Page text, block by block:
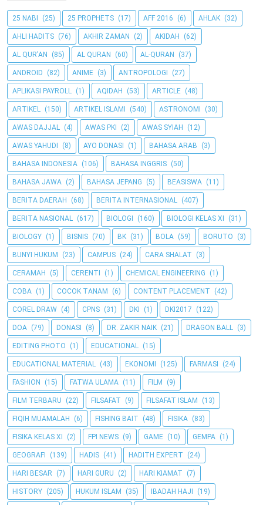
25 NABI (25) 25 PROPHETS (17) AFF 2016 (6) AHLAK (32)
AHLI HADITS (76) AKHIR ZAMAN (2) AKIDAH (62)
AL QUR'AN (85) AL QURAN (60) AL-QURAN (37)
ANDROID (82) ANIME (3) ANTROPOLOGI (27)
APLIKASI PAYROLL (1) AQIDAH (53) ARTICLE (48)
ARTIKEL (150) ARTIKEL ISLAMI (540) ASTRONOMI (30)
AWAS DAJJAL (4) AWAS PKI (2) AWAS SYIAH (12)
AWAS YAHUDI (8) AYO DONASI (1) BAHASA ARAB (3)
BAHASA INDONESIA (106) BAHASA INGGRIS (50)
BAHASA JAWA (2) BAHASA JEPANG (5) BEASISWA (11)
BERITA DAERAH (68) BERITA INTERNASIONAL (407)
BERITA NASIONAL (617) BIOLOGI (160) BIOLOGI KELAS XI (31)
BIOLOGY (1) BISNIS (70) BK (31) BOLA (59) BORUTO (3)
BUNYI HUKUM (23) CAMPUS (24) CARA SHALAT (3)
CERAMAH (5) CERENTI (1) CHEMICAL ENGINEERING (1)
COBA (1) COCOK TANAM (6) CONTENT PLACEMENT (42)
COREL DRAW (4) CPNS (31) DKI (1) DKI2017 (122)
DOA (79) DONASI (8) DR. ZAKIR NAIK (21) DRAGON BALL (3)
EDITING PHOTO (1) EDUCATIONAL (15)
EDUCATIONAL MATERIAL (43) EKONOMI (125) FARMASI (24)
FASHION (15) FATWA ULAMA (11) FILM (9)
FILM TERBARU (22) FILSAFAT (9) FILSAFAT ISLAM (13)
FIQIH MUAMALAH (6) FISHING BAIT (48) FISIKA (83)
FISIKA KELAS XI (2) FPI NEWS (9) GAME (10) GEMPA (1)
GEOGRAFI (139) HADIS (41) HADITH EXPERT (24)
HARI BESAR (7) HARI GURU (2) HARI KIAMAT (7)
HISTORY (205) HUKUM ISLAM (35) IBADAH HAJI (19)